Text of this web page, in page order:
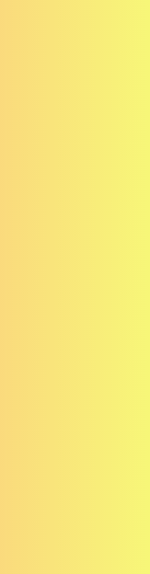
người đàn